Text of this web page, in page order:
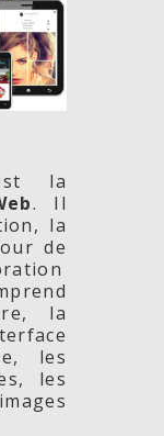
la
. Il
la
de
la
les
les